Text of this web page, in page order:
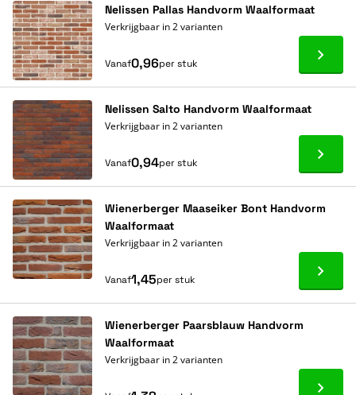
Nelissen Pallas Handvorm Waalformaat
Verkrijgbaar in 2 varianten
Vanaf0,96per stuk Ga
Nelissen Salto Handvorm Waalformaat
Verkrijgbaar in 2 varianten
Vanaf0,94per stuk Ga
Wienerberger Maaseiker Bont Handvorm
Waalformaat
Verkrijgbaar in 2 varianten
Vanaf1,45per stuk Ga
Wienerberger Paarsblauw Handvorm
Waalformaat
Verkrijgbaar in 2 varianten